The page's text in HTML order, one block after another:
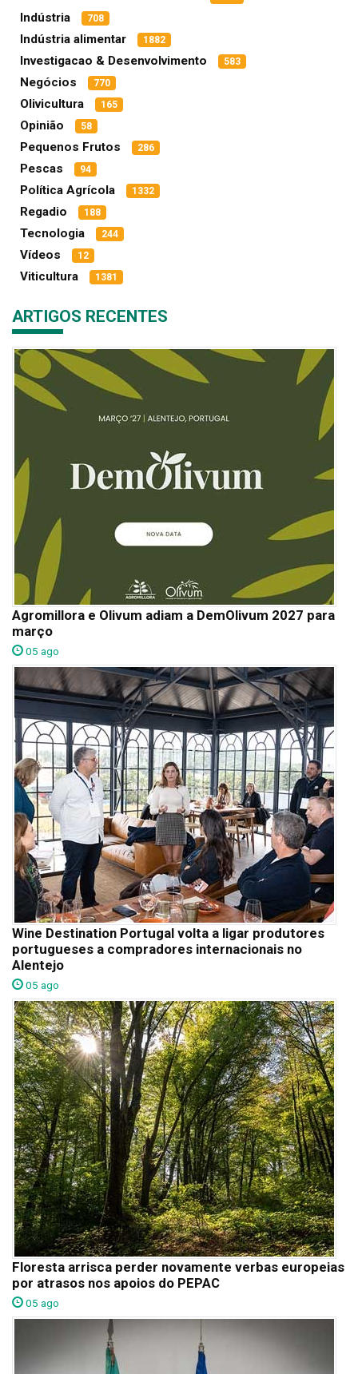
Indústria 708
Indústria alimentar 1882
Investigacao & Desenvolvimento 583
Negócios 770
Olivicultura 165
Opinião 58
Pequenos Frutos 286
Pescas 94
Política Agrícola 1332
Regadio 188
Tecnologia 244
Vídeos 12
Viticultura 1381
ARTIGOS RECENTES
Agromillora e Olivum adiam a DemOlivum 2027 para
março
05 ago
Wine Destination Portugal volta a ligar produtores
portugueses a compradores internacionais no
Alentejo
05 ago
Floresta arrisca perder novamente verbas europeias
por atrasos nos apoios do PEPAC
05 ago